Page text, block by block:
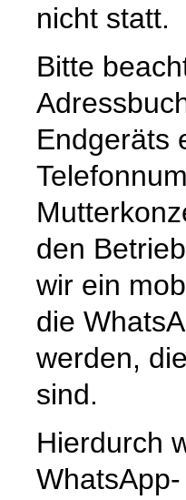
nicht statt.
Bitte
Endgeräts
den
wir ein
die
werden,
sind.
Hierdurch